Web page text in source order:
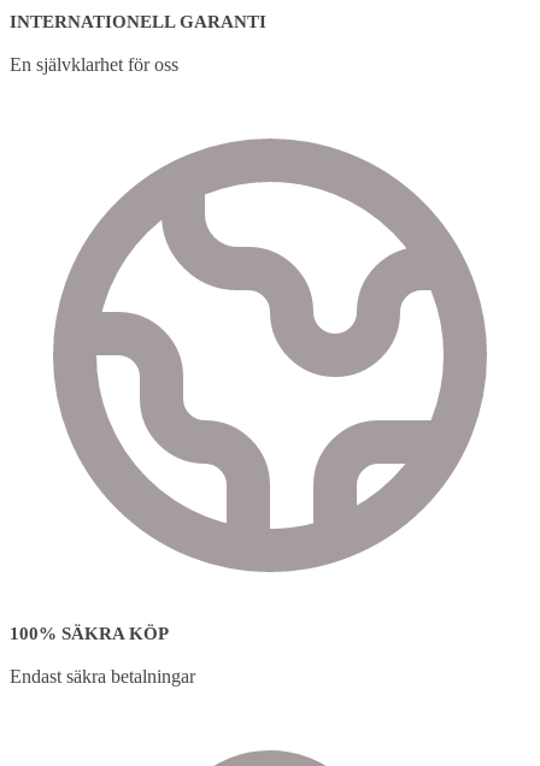
INTERNATIONELL GARANTI
En självklarhet för oss
100% SÄKRA KÖP
Endast säkra betalningar